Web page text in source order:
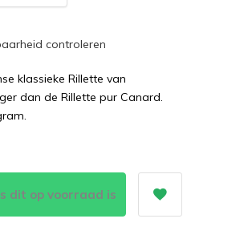
controleren
klassieke Rillette van
dan de Rillette pur Canard.
dit op voorraad is